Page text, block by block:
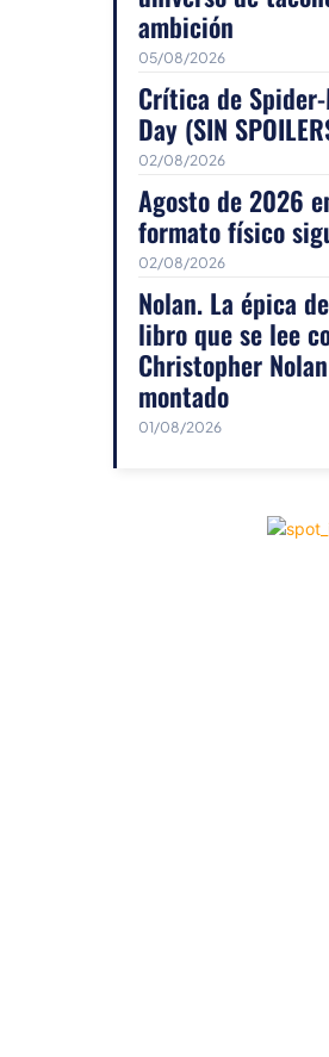
ambición
05/08/2026
Crítica de
Day (SIN
02/08/2026
Agosto de 2026
formato físico
02/08/2026
Nolan. La épica
libro que se lee
Christopher
montado
01/08/2026